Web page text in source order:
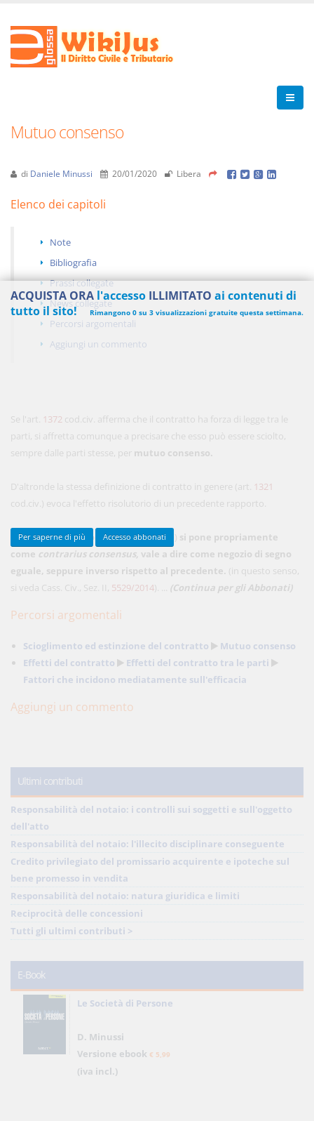
Mutuo consenso
di Daniele Minussi 20/01/2020 Libera
Elenco dei capitoli
Note
Bibliografia
Prassi collegate
News collegate
Percorsi argomentali
Aggiungi un commento
Se l'art. 1372 cod.civ. afferma che il contratto ha forza di legge tra le
parti, si affretta comunque a precisare che esso può essere sciolto,
sempre dalle parti stesse, per mutuo consenso.
D'altronde la stessa definizione di contratto in genere (art. 1321
cod.civ.) evoca l'effetto risolutorio di un precedente rapporto.
Il mutuo consenso (o mutuo dissenso) si pone propriamente
come contrarius consensus, vale a dire come negozio di segno
eguale, seppure inverso rispetto al precedente. (in questo senso,
si veda Cass. Civ., Sez. II, 5529/2014). ... (Continua per gli Abbonati)
Percorsi argomentali
Scioglimento ed estinzione del contratto
Mutuo consenso
Effetti del contratto
Effetti del contratto tra le parti
Fattori che incidono mediatamente sull'efficacia
Aggiungi un commento
Ultimi contributi
Responsabilità del notaio: i controlli sui soggetti e sull'oggetto
dell'atto
Responsabilità del notaio: l'illecito disciplinare conseguente
Credito privilegiato del promissario acquirente e ipoteche sul
bene promesso in vendita
Responsabilità del notaio: natura giuridica e limiti
Reciprocità delle concessioni
Tutti gli ultimi contributi >
E-Book
Le Società di Persone
D. Minussi
Versione ebook € 5,99
(iva incl.)
ACQUISTA ORA l'accesso ILLIMITATO ai contenuti di
tutto il sito!
Rimangono 0 su 3 visualizzazioni gratuite questa settimana.
Acquista ora
Per saperne di più Accesso abbonati